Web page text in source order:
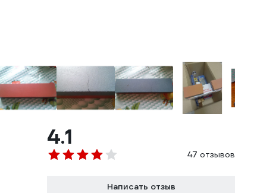
4.1
47 отзывов
Написать отзыв